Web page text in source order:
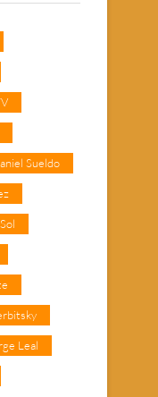
Sueldo
Leal